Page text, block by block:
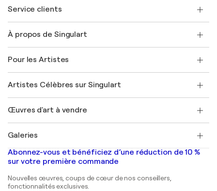
Service clients
Expédition
Offrir une carte cadeau
Rejoignez notre programme commercial
Mon compte
+33 1 76 44 06 42
À propos de Singulart
FAQ
Magazine Singulart
Emplois
Découvrez une sélection d'art original
Pour les Artistes
Se connecter en tant qu'Artiste
Artistes Célèbres sur Singulart
Marc Chagall
Banksy
Mr. Brainwash
Shepard Fairey
Œuvres d'art à vendre
Tableaux abstraits à vendre
Peintures de paysage
Estampes
Peintures acryliques
Galeries
Galeries d'art en France
Galeries d'art en Belgique
Abonnez-vous et bénéficiez d’une réduction de 10 %
sur votre première commande
Nouvelles œuvres, coups de cœur de nos conseillers,
fonctionnalités exclusives.